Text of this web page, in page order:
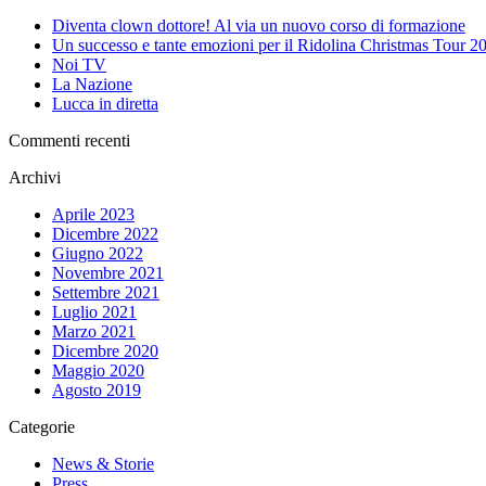
Diventa clown dottore! Al via un nuovo corso di formazione
Un successo e tante emozioni per il Ridolina Christmas Tour
Noi TV
La Nazione
Lucca in diretta
Commenti recenti
Archivi
Aprile 2023
Dicembre 2022
Giugno 2022
Novembre 2021
Settembre 2021
Luglio 2021
Marzo 2021
Dicembre 2020
Maggio 2020
Agosto 2019
Categorie
News & Storie